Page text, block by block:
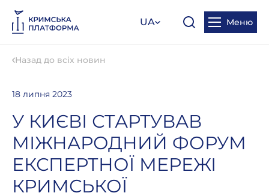
UA Меню
Назад до всіх новин
18 липня 2023
У КИЄВІ СТАРТУВАВ
МІЖНАРОДНИЙ ФОРУМ
ЕКСПЕРТНОЇ МЕРЕЖІ
КРИМСЬКОЇ